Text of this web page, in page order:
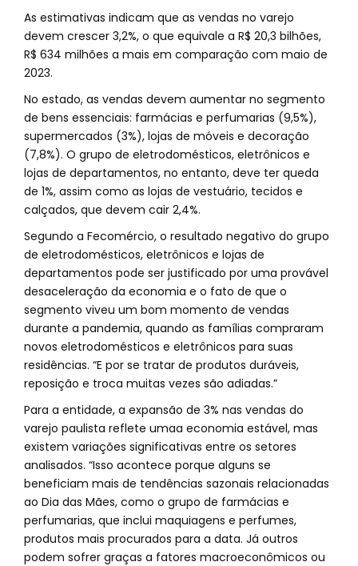
As estimativas indicam que as vendas no varejo
devem crescer 3,2%, o que equivale a R$ 20,3 bilhões,
R$ 634 milhões a mais em comparação com maio de
2023.
No estado, as vendas devem aumentar no segmento
de bens essenciais: farmácias e perfumarias (9,5%),
supermercados (3%), lojas de móveis e decoração
(7,8%). O grupo de eletrodomésticos, eletrônicos e
lojas de departamentos, no entanto, deve ter queda
de 1%, assim como as lojas de vestuário, tecidos e
calçados, que devem cair 2,4%.
Segundo a Fecomércio, o resultado negativo do grupo
de eletrodomésticos, eletrônicos e lojas de
departamentos pode ser justificado por uma provável
desaceleração da economia e o fato de que o
segmento viveu um bom momento de vendas
durante a pandemia, quando as famílias compraram
novos eletrodomésticos e eletrônicos para suas
residências. “E por se tratar de produtos duráveis,
reposição e troca muitas vezes são adiadas.”
Para a entidade, a expansão de 3% nas vendas do
varejo paulista reflete umaa economia estável, mas
existem variações significativas entre os setores
analisados. “Isso acontece porque alguns se
beneficiam mais de tendências sazonais relacionadas
ao Dia das Mães, como o grupo de farmácias e
perfumarias, que inclui maquiagens e perfumes,
produtos mais procurados para a data. Já outros
podem sofrer graças a fatores macroeconômicos ou